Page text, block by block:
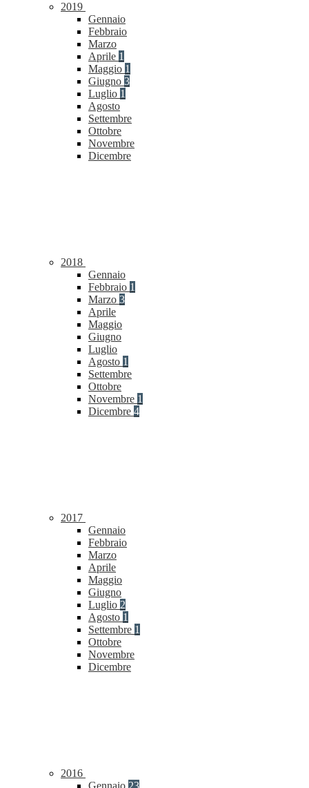
2019
Gennaio
Febbraio
Marzo
Aprile 1
Maggio 1
Giugno 3
Luglio 1
Agosto
Settembre
Ottobre
Novembre
Dicembre
2018
Gennaio
Febbraio 1
Marzo 3
Aprile
Maggio
Giugno
Luglio
Agosto 1
Settembre
Ottobre
Novembre 1
Dicembre 4
2017
Gennaio
Febbraio
Marzo
Aprile
Maggio
Giugno
Luglio 2
Agosto 1
Settembre 1
Ottobre
Novembre
Dicembre
2016